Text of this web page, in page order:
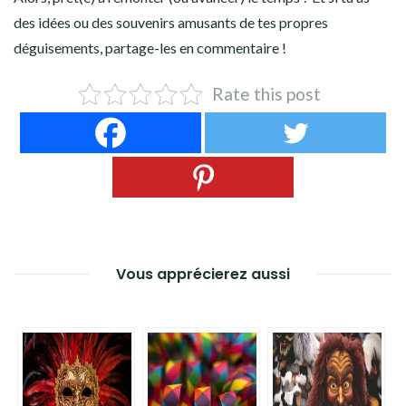
des idées ou des souvenirs amusants de tes propres
déguisements, partage-les en commentaire !
Rate this post
Vous apprécierez aussi